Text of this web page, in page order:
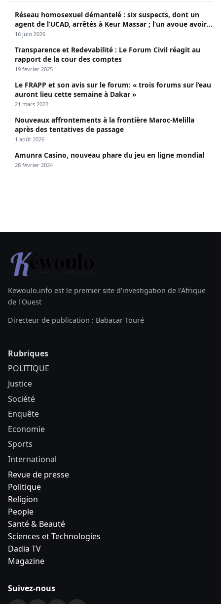
Réseau homosexuel démantelé : six suspects, dont un
agent de l’UCAD, arrêtés à Keur Massar ; l’un avoue avoir
propagé le VIH depuis 2018
16 juin 2026
Transparence et Redevabilité : Le Forum Civil réagit au
rapport de la cour des comptes
19 février 2025
Le FRAPP et son avis sur le forum: « trois forums sur l’eau
auront lieu cette semaine à Dakar »
21 mars 2022
Nouveaux affrontements à la frontière Maroc-Melilla
après des tentatives de passage
1 août 2026
Amunra Casino, nouveau phare du jeu en ligne mondial
28 février 2024
Kewoulo.info est le premier site d'investigation de l'Afrique
de l'Ouest
Directeur de publication : Babacar Touré
Rubriques
POLITIQUE
Justice
Société
Enquête
Economie
Sports
International
Revue de presse
Politique
Religion
People
Santé & Beauté
Sciences et Technologies
Dadia TV
Magazine
Suivez-nous